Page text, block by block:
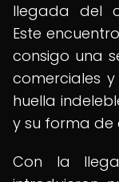
llegada del
Este
consigo una
comerciales
huella
y su forma de
Con la